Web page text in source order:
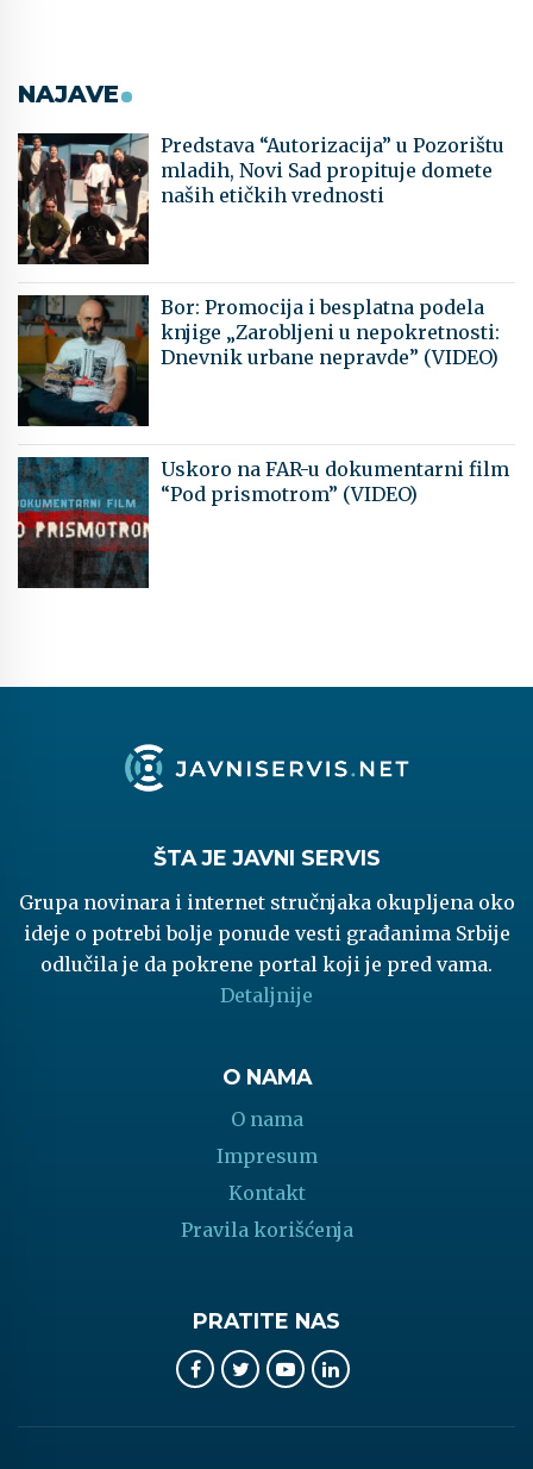
NAJAVE
Predstava “Autorizacija” u Pozorištu
mladih, Novi Sad propituje domete
naših etičkih vrednosti
Bor: Promocija i besplatna podela
knjige „Zarobljeni u nepokretnosti:
Dnevnik urbane nepravde” (VIDEO)
Uskoro na FAR-u dokumentarni film
“Pod prismotrom” (VIDEO)
ŠTA JE JAVNI SERVIS
Grupa novinara i internet stručnjaka okupljena oko
ideje o potrebi bolje ponude vesti građanima Srbije
odlučila je da pokrene portal koji je pred vama.
Detaljnije
O NAMA
O nama
Impresum
Kontakt
Pravila korišćenja
PRATITE NAS